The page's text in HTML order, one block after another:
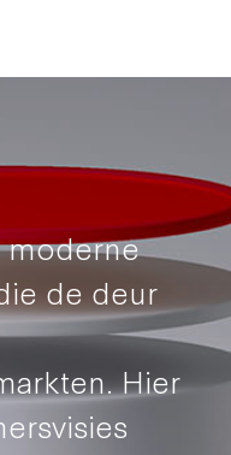
moderne
de deur
Hier